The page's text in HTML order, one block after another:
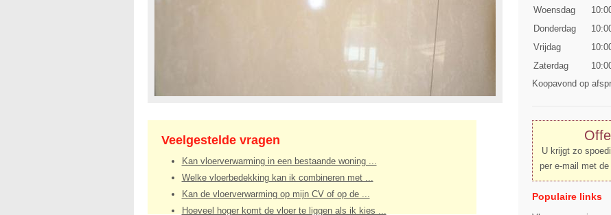
Veelgestelde vragen
Kan vloerverwarming in een bestaande woning ...
Welke vloerbedekking kan ik combineren met ...
Kan de vloerverwarming op mijn CV of op de ...
Hoeveel hoger komt de vloer te liggen als ik kies ...
Woensdag
Donderdag
Vrijdag
Zaterdag
Koopavond op
U krijgt zo
per e-mail met
Populaire links